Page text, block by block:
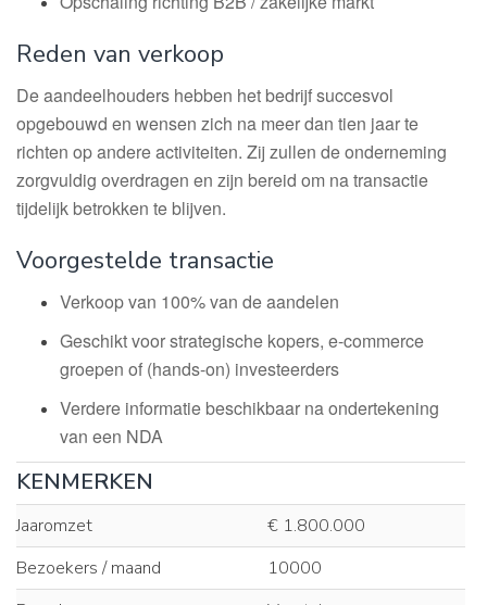
Reden van verkoop
De aandeelhouders hebben het bedrijf succesvol
opgebouwd en wensen zich na meer dan tien jaar te
richten op andere activiteiten. Zij zullen de onderneming
zorgvuldig overdragen en zijn bereid om na transactie
tijdelijk betrokken te blijven.
Voorgestelde transactie
Verkoop van 100% van de aandelen
Geschikt voor strategische kopers, e-commerce
groepen of (hands-on) investeerders
Verdere informatie beschikbaar na ondertekening
van een NDA
KENMERKEN
Jaaromzet
€ 1.800.000
Bezoekers / maand
10000